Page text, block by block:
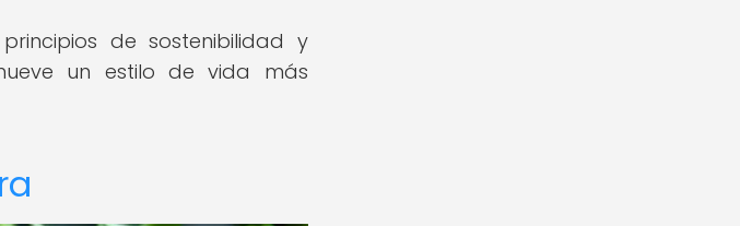
de sostenibilidad y
un estilo de vida más